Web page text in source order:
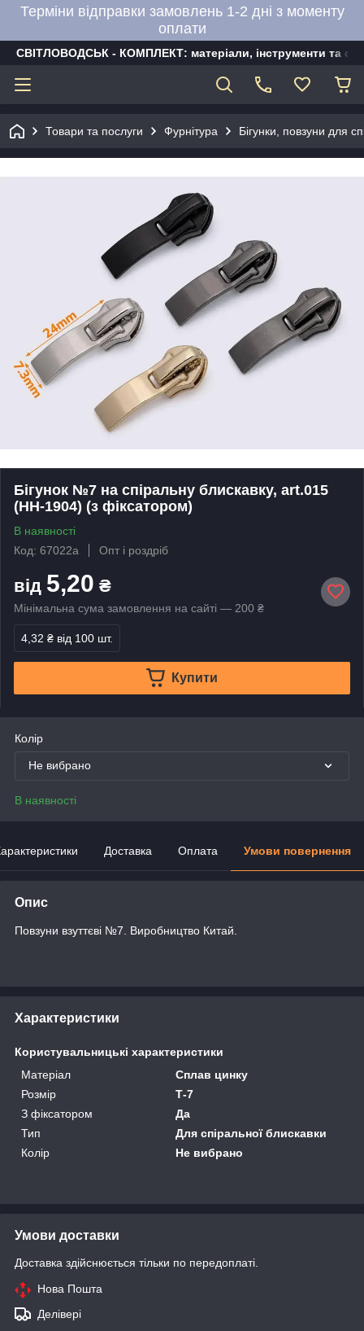
Терміни відправки замовлень 1-2 дні з моменту
оплати
СВІТЛОВОДСЬК - КОМПЛЕКТ: матеріали, інструменти та
Товари та послуги Фурнітура Бігунки, повзуни для
Бігунок №7 на спіральну блискавку, art.015
(HH-1904) (з фіксатором)
В наявності
Код: 67022а
Опт і роздріб
від 5,20 ₴
Мінімальна сума замовлення на сайті — 200 ₴
4,32 ₴ від 100 шт.
Купити
Колір
Не вибрано
В наявності
Доставка Оплата Умови повернення
Опис
Повзуни взуттєві №7. Виробництво Китай.
Характеристики
Користувальницькі характеристики
Матеріал
Сплав цинку
Розмір
Т-7
З фіксатором
Да
Тип
Для спіральної блискавки
Колір
Не вибрано
Умови доставки
Доставка здійснюється тільки по передоплаті.
Нова Пошта
Делівері